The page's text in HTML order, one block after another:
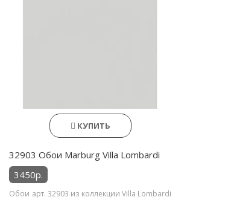
КУПИТЬ
32903 Обои Marburg Villa Lombardi
3450р.
Обои арт. 32903 из коллекции Villa Lombardi